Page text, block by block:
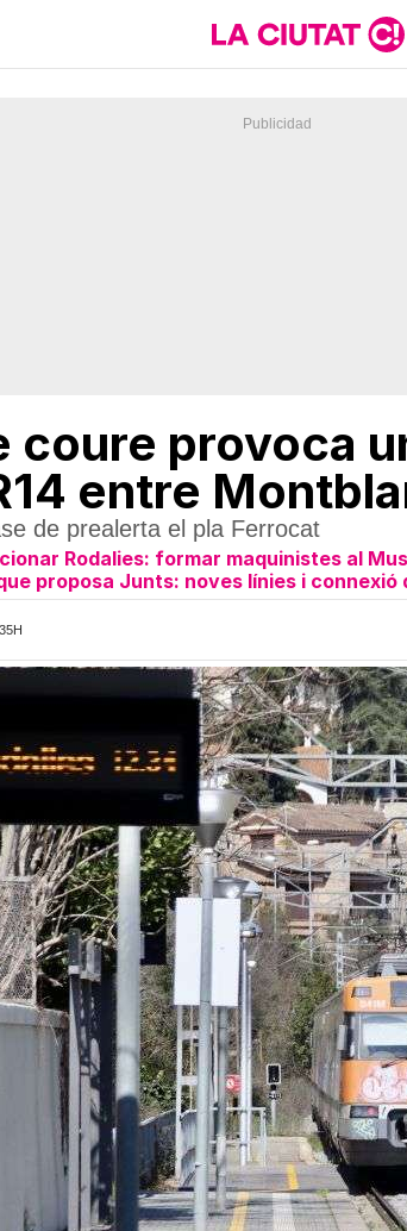
coure provoca
entre
de prealerta el pla Ferrocat
Rodalies: formar maquinistes al
proposa Junts: noves línies i connexió